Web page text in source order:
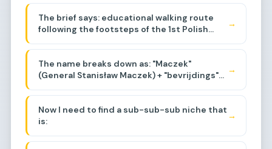
appears to be related to a walking route
commemorating General Maczek and the
Polish liberation of the Netherlands during
Nassau/Breda area. Let me think about the
sub-sub-niche.
The brief says: educational walking route
following the footsteps of the 1st Polish
Breda area, liberation of the region.
→
The name breaks down as: "Maczek"
(General Stanisław Maczek) + "bevrijdings"
(journey/march/route).
→
Now I need to find a sub-sub-sub niche that
is:
→